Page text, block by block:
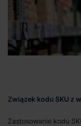
Związek kodu SKU z
Zastosowanie kodu